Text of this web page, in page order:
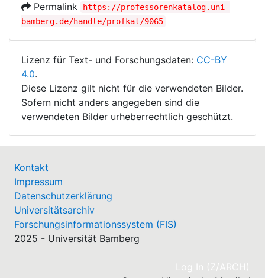
Permalink
https://professorenkatalog.uni-
bamberg.de/handle/profkat/9065
Lizenz für Text- und Forschungsdaten: CC-BY
4.0.
Diese Lizenz gilt nicht für die verwendeten Bilder.
Sofern nicht anders angegeben sind die
verwendeten Bilder urheberrechtlich geschützt.
Kontakt
Impressum
Datenschutzerklärung
Universitätsarchiv
Forschungsinformationssystem (FIS)
2025 - Universität Bamberg
Log In (Z/ARCH)